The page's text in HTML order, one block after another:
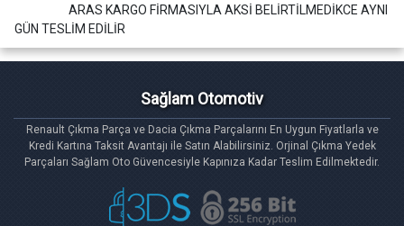
ARAS KARGO FİRMASIYLA AKSİ BELİRTİLMEDİKCE AYNI
GÜN TESLİM EDİLİR
Sağlam Otomotiv
Renault Çıkma Parça ve Dacia Çıkma Parçalarını En Uygun Fiyatlarla ve
Kredi Kartına Taksit Avantajı ile Satın Alabilirsiniz. Orjinal Çıkma Yedek
Parçaları Sağlam Oto Güvencesiyle Kapınıza Kadar Teslim Edilmektedir.